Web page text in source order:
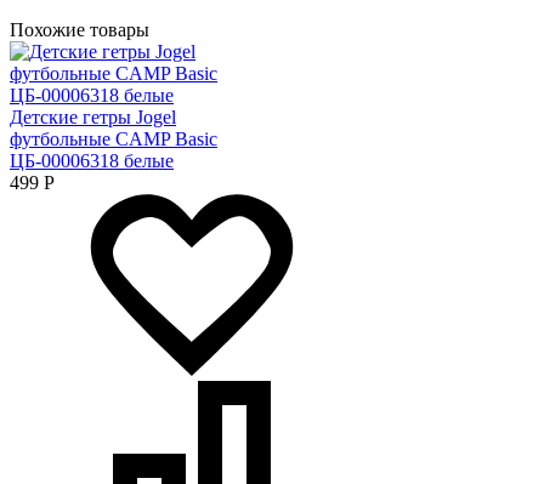
Похожие товары
Детские гетры Jogel
футбольные CAMP Basic
ЦБ-00006318 белые
499 Р